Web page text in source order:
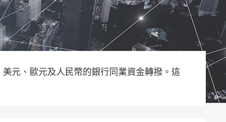
元、歐元及人民幣的銀行同業資金轉撥。這